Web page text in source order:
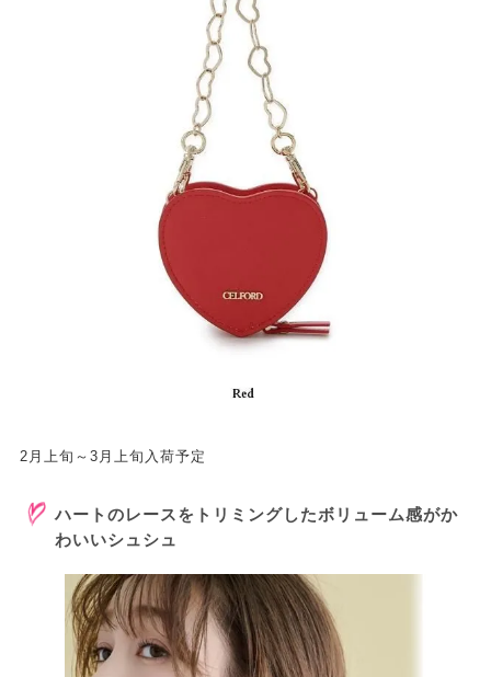
2月上旬～3月上旬入荷予定
ハートのレースをトリミングしたボリューム感がか
わいいシュシュ